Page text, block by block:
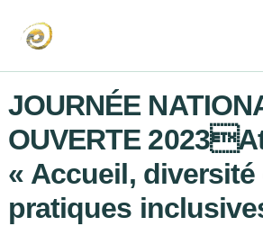
contenu
JOURNÉE
OUVERTE
« Accueil, diversité
pratiques